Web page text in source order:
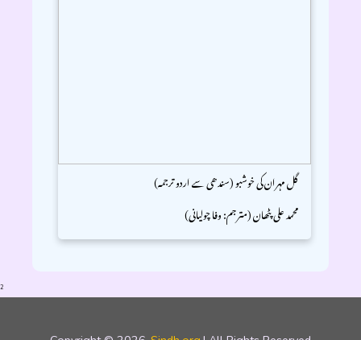
گل مہران کی خوشبو (سندھی سے اردو ترجمہ)
محمد علی پٹھان (مترجم: وفا چولیانی)
2